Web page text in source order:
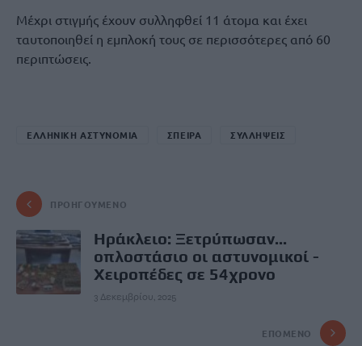
Μέχρι στιγμής έχουν συλληφθεί 11 άτομα και έχει
ταυτοποιηθεί η εμπλοκή τους σε περισσότερες από 60
περιπτώσεις.
ΕΛΛΗΝΙΚΗ ΑΣΤΥΝΟΜΙΑ ΣΠΕΙΡΑ ΣΥΛΛΗΨΕΙΣ
ΠΡΟΗΓΟΎΜΕΝΟ
Ηράκλειο: Ξετρύπωσαν...
οπλοστάσιο οι αστυνομικοί -
Χειροπέδες σε 54χρονο
3 Δεκεμβρίου, 2025
ΕΠΌΜΕΝΟ